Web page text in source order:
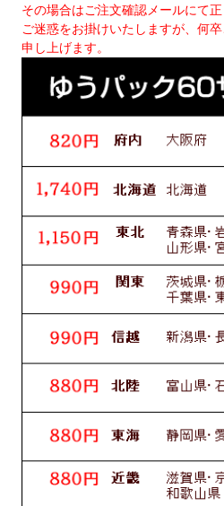
その場合はご注文確認メールにて
ご迷惑をお掛けいたしますが、何
申し上げます。